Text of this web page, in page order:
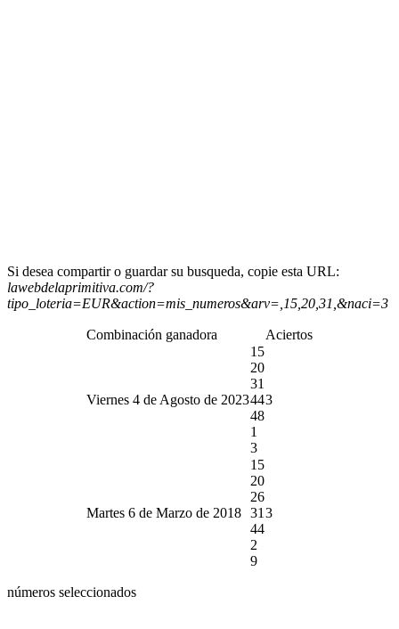
Si desea compartir o guardar su busqueda, copie esta URL:
lawebdelaprimitiva.com/?
tipo_loteria=EUR&action=mis_numeros&arv=,15,20,31,&naci=3
Combinación ganadora Aciertos
Viernes 4 de Agosto de 2023
15
20
31
44
48
1
3
3
Martes 6 de Marzo de 2018
15
20
26
31
44
2
9
3
números seleccionados